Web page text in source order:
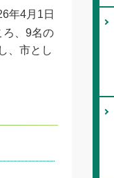
年4月1日
ろ、9名の
、市とし